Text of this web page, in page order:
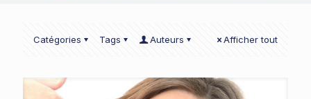
Catégories Tags Auteurs Afficher tout